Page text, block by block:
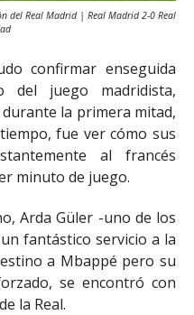
del Real Madrid | Real Madrid 2-0 Real
confirmar enseguida
del juego madridista,
la primera mitad,
fue ver cómo sus
al francés
minuto de juego.
Arda Güler -uno de los
fantástico servicio a la
a Mbappé pero su
se encontró con
la Real.